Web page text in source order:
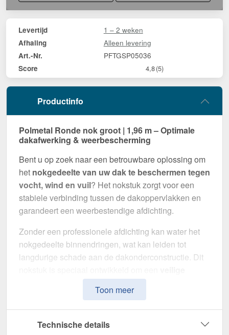
Levertijd 1 – 2 weken
Afhaling Alleen levering
Art.-Nr. PFTGSP05036
Score 4,8(5)
Productinfo
Polmetal Ronde nok groot | 1,96 m – Optimale
dakafwerking & weerbescherming
Bent u op zoek naar een betrouwbare oplossing om
het nokgedeelte van uw dak te beschermen tegen
vocht, wind en vuil? Het nokstuk zorgt voor een
stabiele verbinding tussen de dakoppervlakken en
garandeert een weerbestendige afdichting.
Zonder een professionele afdichting kan water het
nokgedeelte binnendringen, wat kan leiden tot
langdurige schade aan de dakonderconstructie. Dit
afdichting te garanderenen de dakstructuur te
beschermen tegen invloeden van buitenaf. Het
maakt indruk met zijn eenvoudige montage, hoge
weerstand en duurzame coating.
Toon meer
Technische details